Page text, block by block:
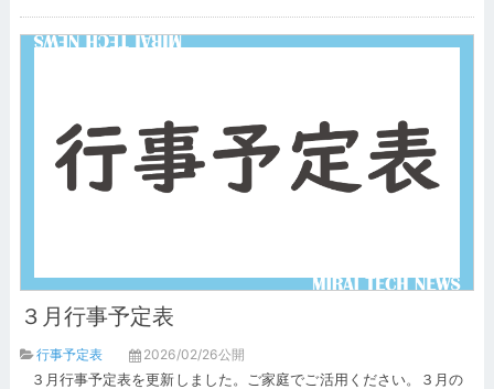
３月行事予定表
行事予定表
2026/02/26公開
３月行事予定表を更新しました。ご家庭でご活用ください。３月の